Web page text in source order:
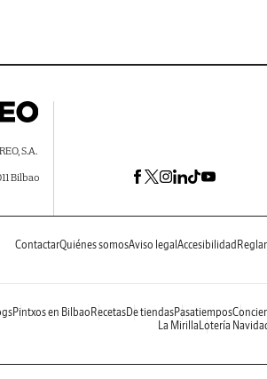
S.A.
Bilbao
ContactarQuiénes somosAviso legal Accesibilidad
Pintxos en Bilbao RecetasDe tiendasPasatiempos
La Mirilla Lotería